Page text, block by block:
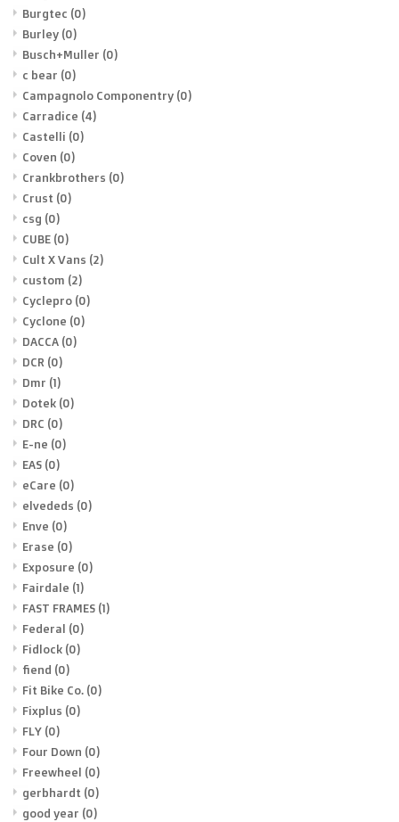
Burgtec (0)
Burley (0)
Busch+Muller (0)
c bear (0)
Campagnolo Componentry (0)
Carradice (4)
Castelli (0)
Coven (0)
Crankbrothers (0)
Crust (0)
csg (0)
CUBE (0)
Cult X Vans (2)
custom (2)
Cyclepro (0)
Cyclone (0)
DACCA (0)
DCR (0)
Dmr (1)
Dotek (0)
DRC (0)
E-ne (0)
EAS (0)
eCare (0)
elvededs (0)
Enve (0)
Erase (0)
Exposure (0)
Fairdale (1)
FAST FRAMES (1)
Federal (0)
Fidlock (0)
fiend (0)
Fit Bike Co. (0)
Fixplus (0)
FLY (0)
Four Down (0)
Freewheel (0)
gerbhardt (0)
good year (0)